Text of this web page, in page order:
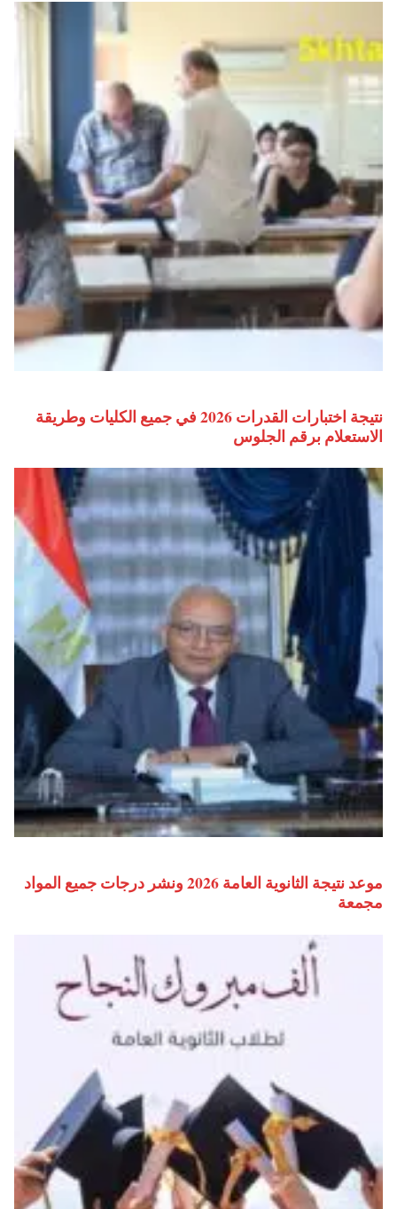
نتيجة اختبارات القدرات 2026 في جميع الكليات وطريقة
الاستعلام برقم الجلوس
موعد نتيجة الثانوية العامة 2026 ونشر درجات جميع المواد
مجمعة